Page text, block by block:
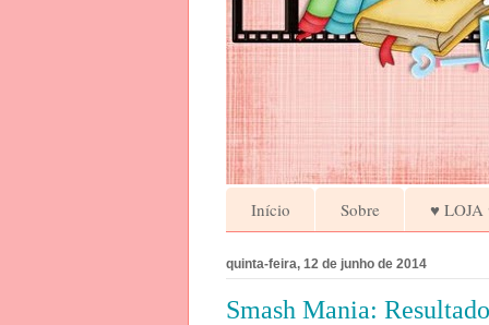
Início Sobre ♥ LOJA
quinta-feira, 12 de junho de 2014
Smash Mania: